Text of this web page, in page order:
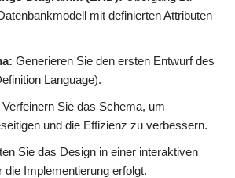
mit definierten Attributen
Generieren Sie den ersten Entwurf des
Language).
Verfeinern Sie das Schema, um
und die Effizienz zu verbessern.
Sie das Design in einer interaktiven
die Implementierung erfolgt.